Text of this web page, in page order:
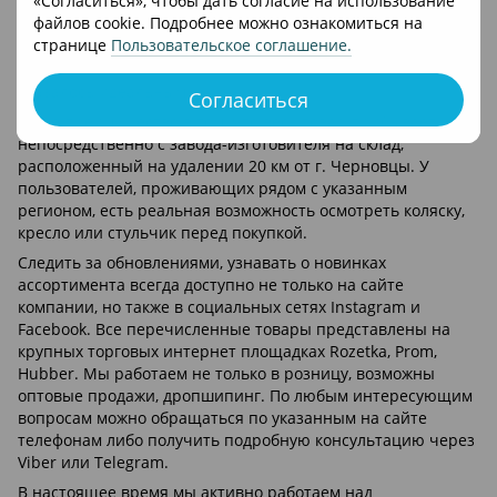
файлов cookie. Подробнее можно ознакомиться на
странице Пользовательское соглашение.
Согласиться
безопасных и высококачественных детских транспортных
средств. Поэтому стремимся всегда помогать папам и
мамам, чтобы колясочка или автокресло для их малыша
оказалось идеальным.
Наше преимущество в том, что весь товар прибывает
непосредственно с завода-изготовителя на склад,
расположенный на удалении 20 км от г. Черновцы. У
пользователей, проживающих рядом с указанным
регионом, есть реальная возможность осмотреть коляску,
кресло или стульчик перед покупкой.
Следить за обновлениями, узнавать о новинках
ассортимента всегда доступно не только на сайте
компании, но также в социальных сетях Instagram и
Facebook. Все перечисленные товары представлены на
крупных торговых интернет площадках Rozetka, Prom,
Hubber. Мы работаем не только в розницу, возможны
оптовые продажи, дропшипинг. По любым интересующим
вопросам можно обращаться по указанным на сайте
телефонам либо получить подробную консультацию через
Viber или Telegram.
В настоящее время мы активно работаем над